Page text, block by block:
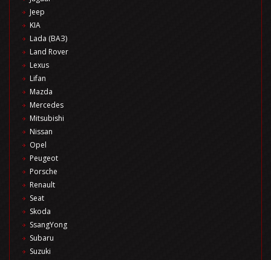
Jeep
KIA
Lada (ВАЗ)
Land Rover
Lexus
Lifan
Mazda
Mercedes
Mitsubishi
Nissan
Opel
Peugeot
Porsche
Renault
Seat
Skoda
SsangYong
Subaru
Suzuki